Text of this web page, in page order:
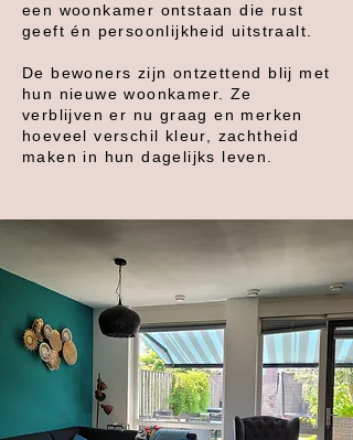
een woonkamer ontstaan die rust
geeft én persoonlijkheid uitstraalt.
De bewoners zijn ontzettend blij met
hun nieuwe woonkamer. Ze
verblijven er nu graag en merken
hoeveel verschil kleur, zachtheid
maken in hun dagelijks leven.